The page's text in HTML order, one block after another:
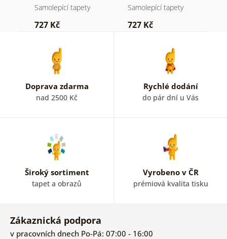
pastelovým
Samolepící tapety
727 Kč
mlze
Samolepící tapety
727 Kč
Doprava zdarma
nad 2500 Kč
Rychlé dodání
do pár dní u Vás
Široký sortiment
tapet a obrazů
Vyrobeno v ČR
prémiová kvalita tisku
Zákaznická podpora
v pracovních dnech Po-Pá: 07:00 - 16:00